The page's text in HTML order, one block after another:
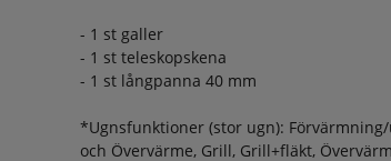
- 1 st galler
- 1 st teleskopskena
- 1 st långpanna 40 mm
*Ugnsfunktioner (stor ugn):
och Övervärme, Grill, Grill+fläkt,